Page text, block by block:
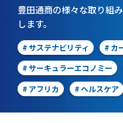
豊田通商の様々な取り組
します。
#サステナビリティ # カ
#サーキュラーエコノミー
# アフリカ #ヘルスケア